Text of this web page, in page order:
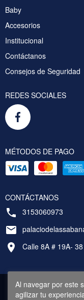
Al navegar por este
agilizar tu
Baby
Accesorios
Institucional
Contáctanos
Consejos de Seguridad
REDES SOCIALES
MÉTODOS DE PAGO
CONTÁCTANOS
3153060973
Calle 8A # 19A-